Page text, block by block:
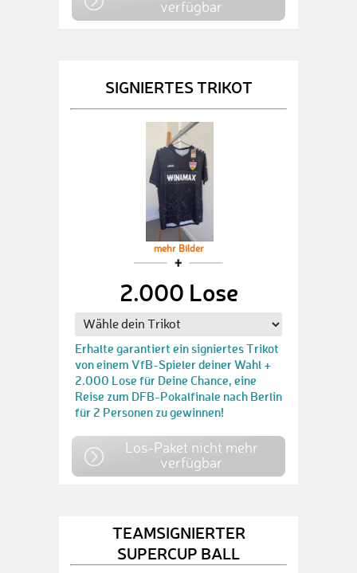
verfügbar
SIGNIERTES TRIKOT
mehr Bilder
2.000 Lose
Erhalte garantiert ein signiertes Trikot
von einem VfB-Spieler deiner Wahl +
2.000 Lose für Deine Chance, eine
Reise zum DFB-Pokalfinale nach Berlin
für 2 Personen zu gewinnen!
Los-Paket nicht mehr
verfügbar
TEAMSIGNIERTER
SUPERCUP BALL